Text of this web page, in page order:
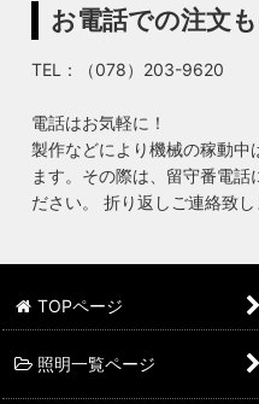
お電話での注文も
TEL：（078）203-9620
電話はお気軽に！
製作などにより機械の稼動中
ます。その際は、留守番電話
ださい。 折り返しご連絡致し
TOPページ
照明一覧ページ